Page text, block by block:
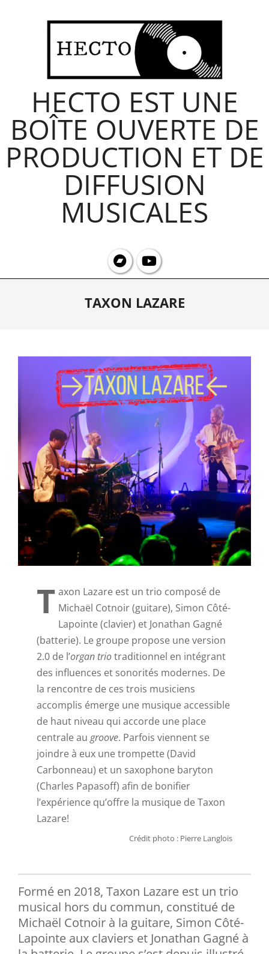
HECTO EST UNE
BOÎTE OUVERTE DE
PRODUCTION ET DE
DIFFUSION
MUSICALES
TAXON LAZARE
T axon Lazare est un trio composé de
Michaël Cotnoir (guitare), Simon Côté-
Lapointe (clavier) et Jonathan Gagné
(batterie). Le groupe propose une version
2.0 de l’organ triotraditionnel en intégrant
des influences et sonorités modernes. De
la rencontre de ces trois musiciens
accomplis émerge une musique accessible
de haut niveau qui accorde une place
centrale augroove. Parfois viennent se
joindre à eux une trompette (David
Carbonneau) et un saxophone baryton
(Charles Papasoff) afin de bonifier
l’expérience qu’offre la musique de Taxon
Lazare!
Crédit photo : Pierre Langlois
Formé en 2018, Taxon Lazare est un trio
musical hors du commun, constitué de
Michaël Cotnoir à la guitare, Simon Côté-
Lapointe aux claviers et Jonathan Gagné à